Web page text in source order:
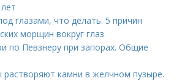
глазами, что делать. 5 причин
морщин вокруг глаз
по Певзнеру при запорах. Общие
растворяют камни в желчном пузыре.